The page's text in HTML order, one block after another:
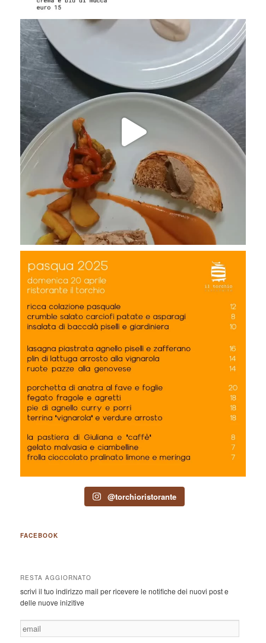
@torchioristorante
FACEBOOK
RESTA AGGIORNATO
scrivi il tuo indirizzo mail per ricevere le notifiche dei nuovi post e
delle nuove inizitive
email